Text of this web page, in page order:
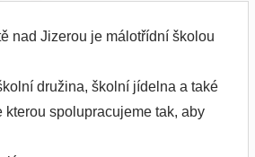
nad Jizerou je málotřídní školou
družina, školní jídelna a také
kterou spolupracujeme tak, aby